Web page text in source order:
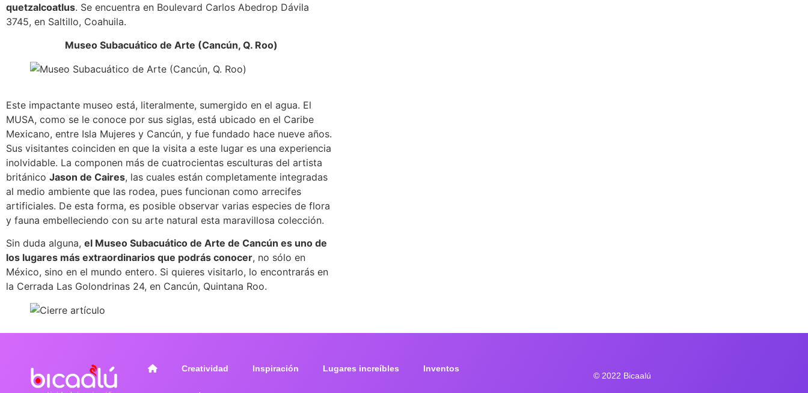
quetzalcoatlus. Se encuentra en Boulevard Carlos Abedrop Dávila
3745, en Saltillo, Coahuila.
Museo Subacuático de Arte (Cancún, Q. Roo)
Este impactante museo está, literalmente, sumergido en el agua. El
MUSA, como se le conoce por sus siglas, está ubicado en el Caribe
Mexicano, entre Isla Mujeres y Cancún, y fue fundado hace nueve años.
Sus visitantes coinciden en que la visita a este lugar es una experiencia
inolvidable. La componen más de cuatrocientas esculturas del artista
británico Jason de Caires, las cuales están completamente integradas
al medio ambiente que las rodea, pues funcionan como arrecifes
artificiales. De esta forma, es posible observar varias especies de flora
y fauna embelleciendo con su arte natural esta maravillosa colección.
Sin duda alguna, el Museo Subacuático de Arte de Cancún es uno de
los lugares más extraordinarios que podrás conocer, no sólo en
México, sino en el mundo entero. Si quieres visitarlo, lo encontrarás en
la Cerrada Las Golondrinas 24, en Cancún, Quintana Roo.
Creatividad Inspiración Lugares increíbles Inventos
© 2022 Bicaalú